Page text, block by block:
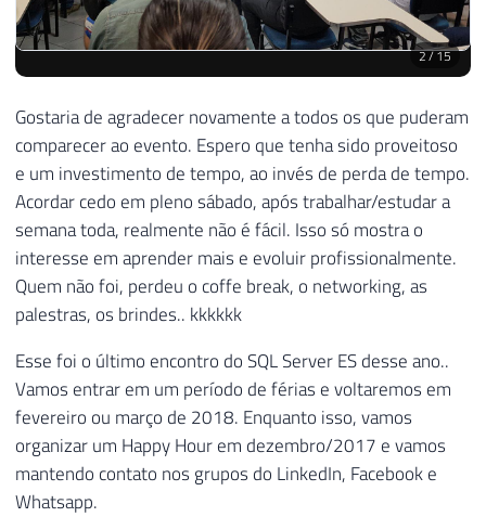
2/15
Gostaria de agradecer novamente a todos os que puderam
comparecer ao evento. Espero que tenha sido proveitoso
e um investimento de tempo, ao invés de perda de tempo.
Acordar cedo em pleno sábado, após trabalhar/estudar a
semana toda, realmente não é fácil. Isso só mostra o
interesse em aprender mais e evoluir profissionalmente.
Quem não foi, perdeu o coffe break, o networking, as
palestras, os brindes.. kkkkkk
Esse foi o último encontro do SQL Server ES desse ano..
Vamos entrar em um período de férias e voltaremos em
fevereiro ou março de 2018. Enquanto isso, vamos
organizar um Happy Hour em dezembro/2017 e vamos
mantendo contato nos grupos do LinkedIn, Facebook e
Whatsapp.